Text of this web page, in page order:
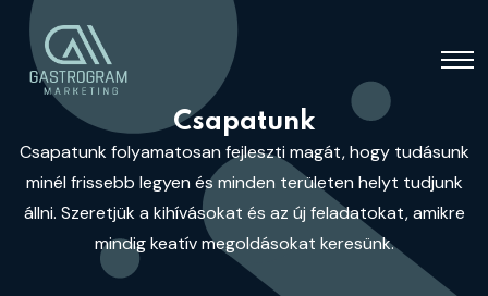
Csapatunk
Csapatunk folyamatosan fejleszti magát, hogy tudásunk
minél frissebb legyen és minden területen helyt tudjunk
állni. Szeretjük a kihívásokat és az új feladatokat, amikre
mindig keatív megoldásokat keresünk.